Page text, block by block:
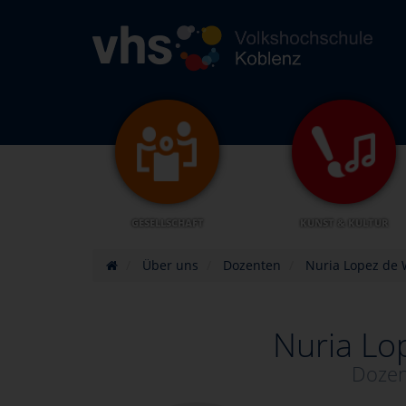
GESELLSCHAFT KUNST & KULTUR
Über uns Dozenten Nuria Lopez de
Nuria